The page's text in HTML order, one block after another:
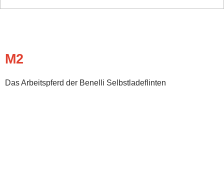
M2
Das Arbeitspferd der Benelli Selbstladeflinten